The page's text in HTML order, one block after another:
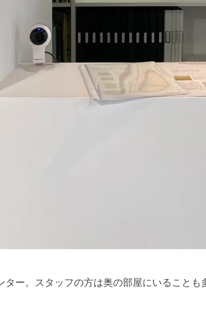
ー。スタッフの方は奥の部屋にいることも